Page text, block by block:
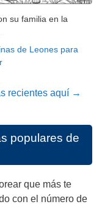
su familia en la
de Leones para
recientes aquí →
populares de
que más te
con el número de